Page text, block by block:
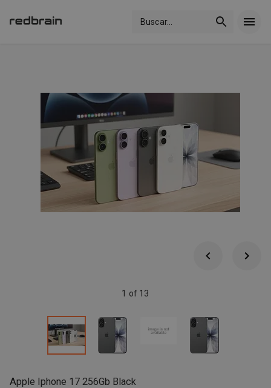
Buscar...
1 of 13
Apple Iphone 17 256Gb Black